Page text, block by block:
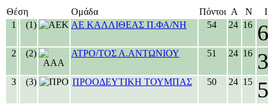
Θέση Ομάδα Πόντοι Α Ν
Ι
1
(1) ΑΕ ΚΑΛΛΙΘΕΑΣ Π.ΦΑ/ΝΗ 54 24 16
2 (2) ΑΤΡΟ/ΤΟΣ Α.ΑΝΤΩΝΙΟΥ 51 24 16
3 (3) ΠΡΟΟΔΕΥΤΙΚΗ ΤΟΥΜΠΑΣ 50 24 15